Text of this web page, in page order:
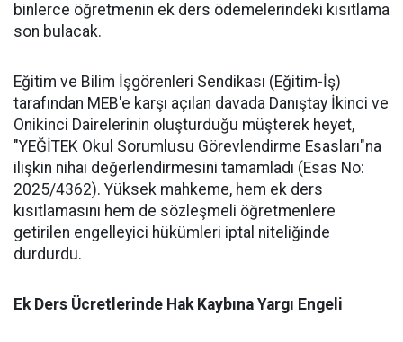
binlerce öğretmenin ek ders ödemelerindeki kısıtlama
son bulacak.
​Eğitim ve Bilim İşgörenleri Sendikası (Eğitim-İş)
tarafından MEB'e karşı açılan davada Danıştay İkinci ve
Onikinci Dairelerinin oluşturduğu müşterek heyet,
"YEĞİTEK Okul Sorumlusu Görevlendirme Esasları"na
ilişkin nihai değerlendirmesini tamamladı (Esas No:
2025/4362). Yüksek mahkeme, hem ek ders
kısıtlamasını hem de sözleşmeli öğretmenlere
getirilen engelleyici hükümleri iptal niteliğinde
durdurdu.
​Ek Ders Ücretlerinde Hak Kaybına Yargı Engeli